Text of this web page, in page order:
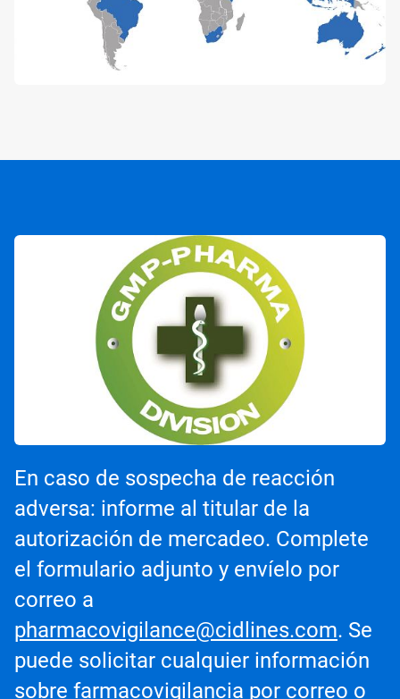
En caso de sospecha de reacción
adversa: informe al titular de la
autorización de mercadeo. Complete
el formulario adjunto y envíelo por
correo a
pharmacovigilance@cidlines.com. Se
puede solicitar cualquier información
sobre farmacovigilancia por correo o